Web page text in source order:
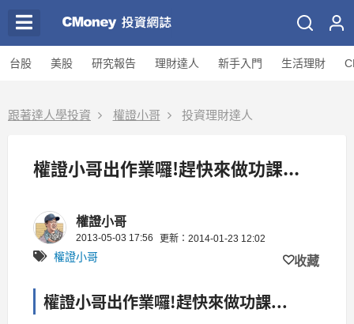
台股 美股 研究報告 理財達人 新手入門 生活理財
跟著達人學投資 權證小哥 投資理財達人
權證小哥出作業囉!趕快來做功課...
權證小哥
2013-05-03 17:56 更新：2014-01-23 12:02
權證小哥 收藏
權證小哥出作業囉!趕快來做功課...